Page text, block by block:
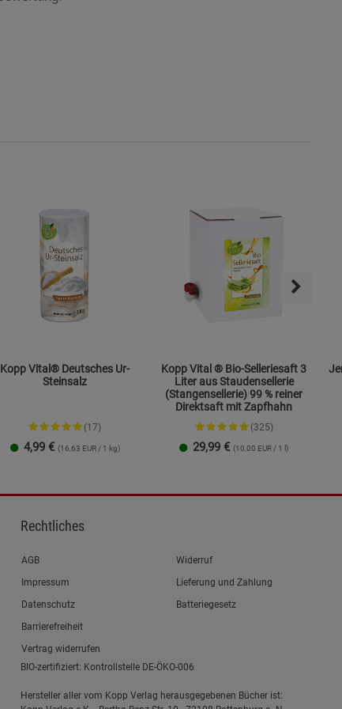
Kopp Vital® Deutsches Ur-
Steinsalz
(17)
4,99 € (16,63 EUR / 1 kg)
Kopp Vital ® Bio-Selleriesaft 3
Liter aus Staudensellerie
(Stangensellerie) 99 % reiner
Direktsaft mit Zapfhahn
(325)
29,99 € (10,00 EUR / 1 l)
Rechtliches
Link zum/zur
AGB
Link zum/zur
Impressum
Link zum/zur
Datenschutz
Link zum/zur
Barrierefreiheit
Vertrag widerrufen
Widerruf
Lieferung und Zahlung
Batteriegesetz
BIO-zertifiziert: Kontrollstelle DE-ÖKO-006
Hersteller aller vom Kopp Verlag herausgegebenen Bücher ist: